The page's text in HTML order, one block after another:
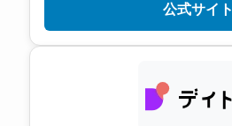
公式サイト